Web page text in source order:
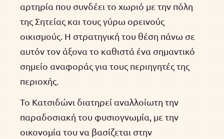
αρτηρία που συνδέει το χωριό με την πόλη
της Σητείας και τους γύρω ορεινούς
οικισμούς. Η στρατηγική του θέση πάνω σε
αυτόν τον άξονα το καθιστά ένα σημαντικό
σημείο αναφοράς για τους περιηγητές της
περιοχής.
Το Κατσιδώνι διατηρεί αναλλοίωτη την
παραδοσιακή του φυσιογνωμία, με την
οικονομία του να βασίζεται στην